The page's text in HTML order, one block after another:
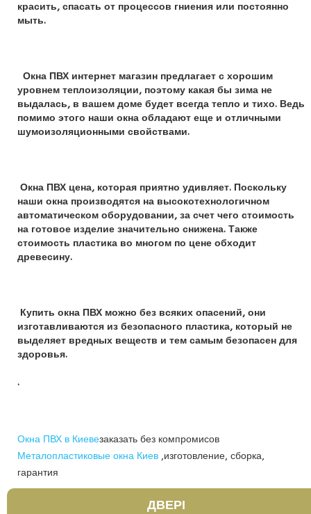
красить, спасать от процессов гниения или постоянно
мыть.
Окна ПВХ интернет магазин предлагает с хорошим
уровнем теплоизоляции, поэтому какая бы зима не
выдалась, в вашем доме будет всегда тепло и тихо. Ведь
помимо этого наши окна обладают еще и отличными
шумоизоляционными свойствами.
Окна ПВХ цена, которая приятно удивляет. Поскольку
наши окна производятся на высокотехнологичном
автоматическом оборудовании, за счет чего стоимость
на готовое изделие значительно снижена. Также
стоимость пластика во многом по цене обходит
древесину.
Купить окна ПВХ можно без всяких опасений, они
изготавливаются из безопасного пластика, который не
выделяет вредных веществ и тем самым безопасен для
здоровья.
.
Окна ПВХ в Киевезаказать без компромисов
Металопластиковые окна Киев ,изготовление, сборка,
гарантия
ДВЕРІ